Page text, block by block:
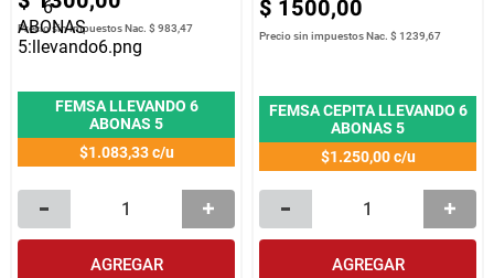
Precio sin impuestos Nac.$ 983,47
FEMSA LLEVANDO 6
ABONAS 5
$1.083,33c/u
AGREGAR
$ 1500,00
Precio sin impuestos Nac.$ 1239,67
FEMSA CEPITA LLEVANDO 6
ABONAS 5
$1.250,00c/u
AGREGAR